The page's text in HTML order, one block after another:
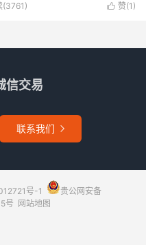
 赞(1 )
(3761)
信交易
联系我们 
号-1
贵公网安备
号 网站地图